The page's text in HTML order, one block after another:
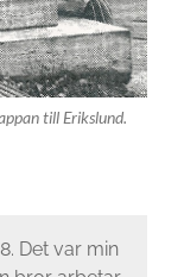
till Erikslund.
Det var min